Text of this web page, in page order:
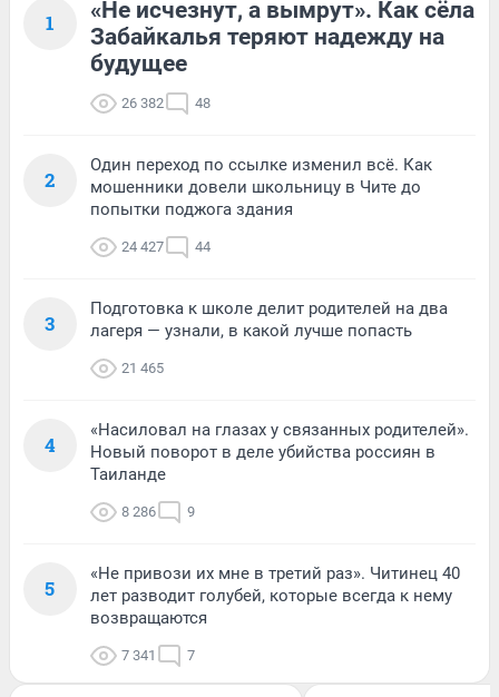
1
«Не исчезнут, а вымрут». Как сёла
Забайкалья теряют надежду на
будущее
26 382 48
2
Один переход по ссылке изменил всё. Как
мошенники довели школьницу в Чите до
попытки поджога здания
24 427 44
3
Подготовка к школе делит родителей на два
лагеря — узнали, в какой лучше попасть
21 465
4
«Насиловал на глазах у связанных родителей».
Новый поворот в деле убийства россиян в
Таиланде
8 286 9
5
«Не привози их мне в третий раз». Читинец 40
лет разводит голубей, которые всегда к нему
возвращаются
7 341 7